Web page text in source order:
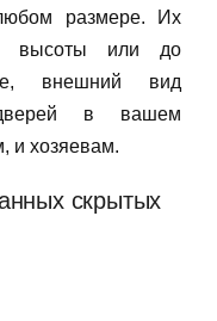
размере. Их
высоты или до
внешний вид
в вашем
и хозяевам.
скрытых